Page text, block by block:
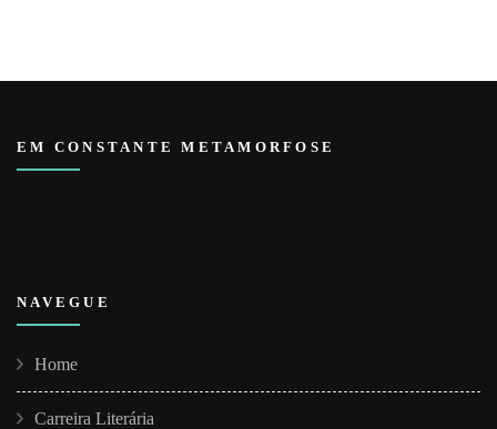
EM CONSTANTE METAMORFOSE
NAVEGUE
Home
Carreira Literária